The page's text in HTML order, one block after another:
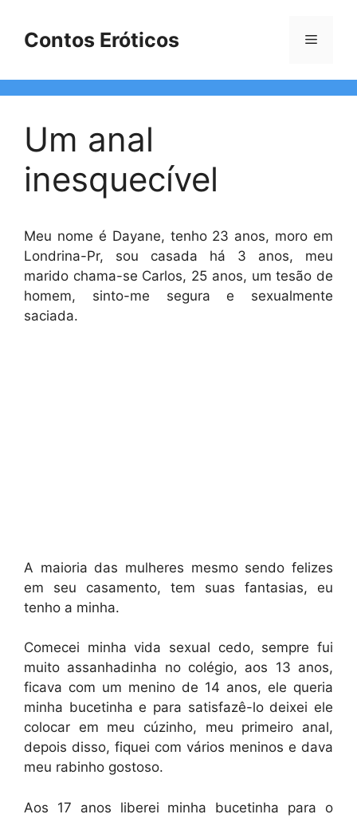
Contos Eróticos Menu
Um anal
inesquecível
Meu nome é Dayane, tenho 23 anos, moro em
Londrina-Pr, sou casada há 3 anos, meu
marido chama-se Carlos, 25 anos, um tesão de
homem, sinto-me segura e sexualmente
saciada.
A maioria das mulheres mesmo sendo felizes
em seu casamento, tem suas fantasias, eu
tenho a minha.
Comecei minha vida sexual cedo, sempre fui
muito assanhadinha no colégio, aos 13 anos,
ficava com um menino de 14 anos, ele queria
minha bucetinha e para satisfazê-lo deixei ele
colocar em meu cúzinho, meu primeiro anal,
depois disso, fiquei com vários meninos e dava
meu rabinho gostoso.
Aos 17 anos liberei minha bucetinha para o